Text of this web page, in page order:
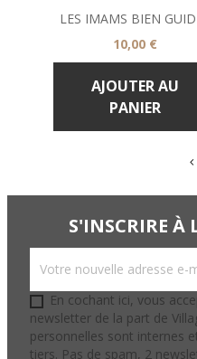
LES IMAMS BIEN
Prix
10,00 €
AJOUTER AU
PANIER
S'INSCRIRE À
En cochant ici, vous
newsletter de la part de
personnelles sont internes
tiers. Pas de spam, 2